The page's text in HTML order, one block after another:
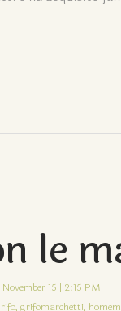
le
November 15 | 2:15 PM
grifomarchetti,